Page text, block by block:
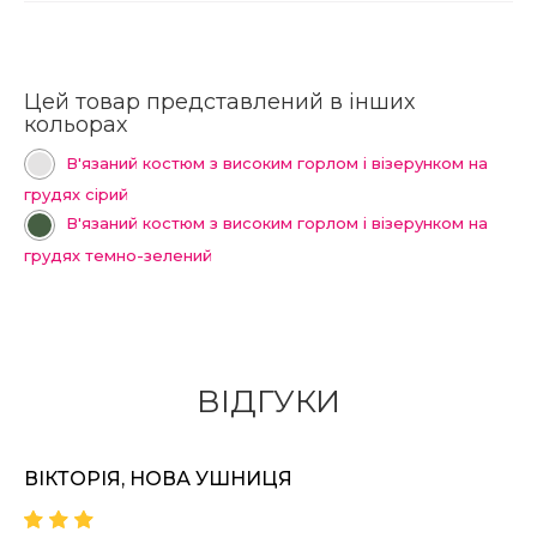
Цей товар представлений в інших
кольорах
В'язаний костюм з високим горлом і візерунком на
грудях сірий
В'язаний костюм з високим горлом і візерунком на
грудях темно-зелений
ВІДГУКИ
ВІКТОРІЯ, НОВА УШНИЦЯ